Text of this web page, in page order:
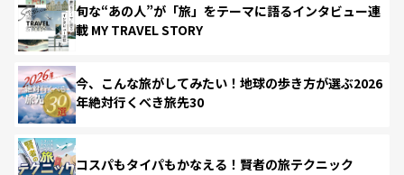
旬な“あの人”が「旅」をテーマに語るインタビュー連
載 MY TRAVEL STORY
今、こんな旅がしてみたい！地球の歩き方が選ぶ2026
年絶対行くべき旅先30
コスパもタイパもかなえる！賢者の旅テクニック